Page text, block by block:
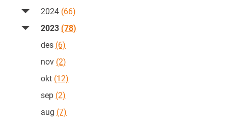
2024 (66)
2023 (78)
des (6)
nov (2)
okt (12)
sep (2)
aug (7)